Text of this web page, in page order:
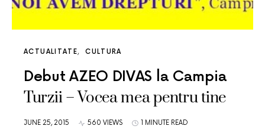
ACTUALITATE CULTURA
Debut AZEO DIVAS la Campia
Turzii – Vocea mea pentru tine
JUNE 25, 2015 560 VIEWS 1 MINUTE READ